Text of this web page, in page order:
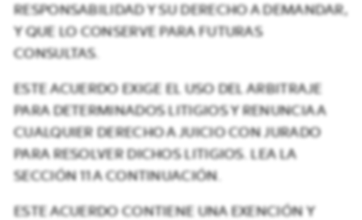
RESPONSABILIDAD Y SU DERECHO A DEMANDAR,
Y QUE LO CONSERVE PARA FUTURAS
CONSULTAS.
ESTE ACUERDO EXIGE EL USO DEL ARBITRAJE
PARA DETERMINADOS LITIGIOS Y RENUNCIA A
CUALQUIER DERECHO A JUICIO CON JURADO
PARA RESOLVER DICHOS LITIGIOS. LEA LA
SECCIÓN 11 A CONTINUACIÓN.
ESTE ACUERDO CONTIENE UNA EXENCIÓN Y